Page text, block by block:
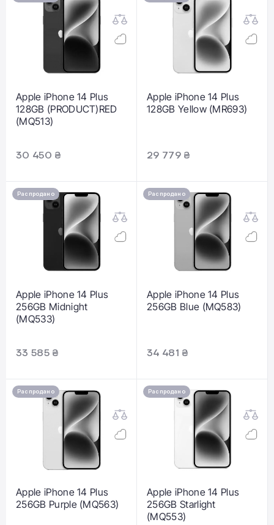
Apple iPhone 14 Plus
128GB (PRODUCT)RED
(MQ513)
30 450 ₴
Apple iPhone 14 Plus
128GB Yellow (MR693)
29 779 ₴
Распродано
Apple iPhone 14 Plus
256GB Midnight
(MQ533)
33 585 ₴
Распродано
Apple iPhone 14 Plus
256GB Blue (MQ583)
34 481 ₴
Распродано
Apple iPhone 14 Plus
256GB Purple (MQ563)
Распродано
Apple iPhone 14 Plus
256GB Starlight
(MQ553)